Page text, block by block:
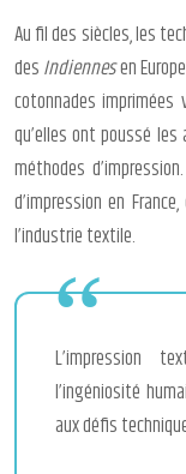
Au fil des siècles, les
desIndiennesen
cotonnades
qu’elles ont poussé
méthodes
d’impression en
l’industrie textile.
L’impression
l’ingéniosité
aux défis